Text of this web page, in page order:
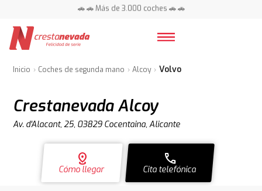
📍 Centros en toda España ⭐
📍 Centros en toda España ⭐
Inicio Coches de segunda mano Alcoy Volvo
Crestanevada Alcoy
Av. d'Alacant, 25, 03829 Cocentaina, Alicante
distance
Cómo llegar
call
Cita telefónica